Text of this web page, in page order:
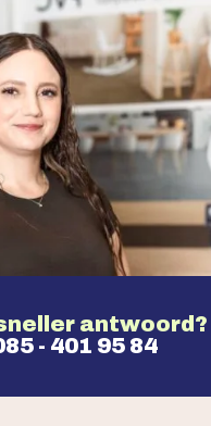
antwoord?
- 401 95 84